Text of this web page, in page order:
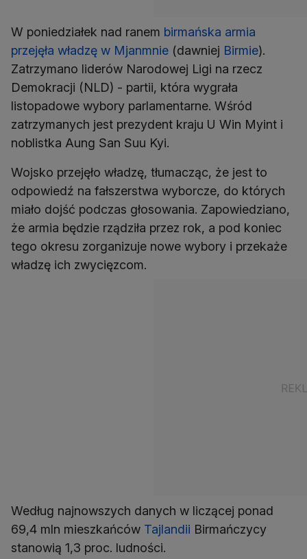
W poniedziałek nad ranem birmańska armia
przejęła władzę w Mjanmnie (dawniej Birmie).
Zatrzymano liderów Narodowej Ligi na rzecz
Demokracji (NLD) - partii, która wygrała
listopadowe wybory parlamentarne. Wśród
zatrzymanych jest prezydent kraju U Win Myint i
noblistka Aung San Suu Kyi.
Wojsko przejęło władzę, tłumacząc, że jest to
odpowiedź na fałszerstwa wyborcze, do których
miało dojść podczas głosowania. Zapowiedziano,
że armia będzie rządziła przez rok, a pod koniec
tego okresu zorganizuje nowe wybory i przekaże
władzę ich zwycięzcom.
Według najnowszych danych w liczącej ponad
69,4 mln mieszkańców Tajlandii Birmańczycy
stanowią 1,3 proc. ludności.